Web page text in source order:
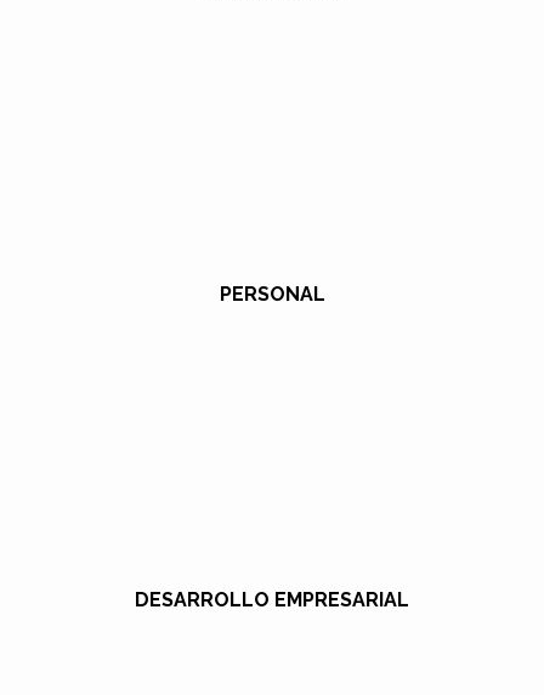
PERSONAL
DESARROLLO EMPRESARIAL